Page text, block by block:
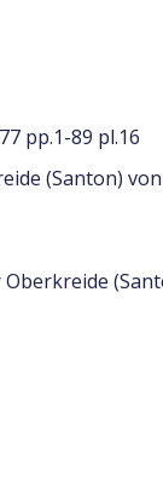
pp.1-89 pl.16
(Santon)